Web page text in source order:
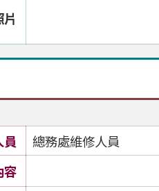
總務處維修人員
容